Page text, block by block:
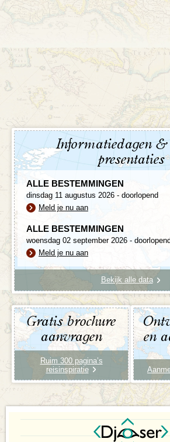
Informatiedagen &
presentaties
ALLE BESTEMMINGEN
dinsdag 11 augustus 2026 - doorlopend
Meld je nu aan
ALLE BESTEMMINGEN
woensdag 02 september 2026 - doorlopend
Meld je nu aan
Bekijk alle data
Gratis brochure
aanvragen
Ruim 300 pagina’s
reisinspiratie
en